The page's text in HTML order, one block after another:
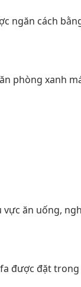
ngăn cách
phòng xanh
vực ăn uống,
được đặt